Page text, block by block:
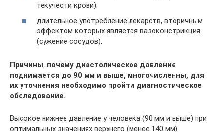
текучести крови);
длительное употребление лекарств, вторичным
эффектом которых является вазоконстрикция
(сужение сосудов).
Причины, почему диастолическое давление
поднимается до 90 мм и выше, многочисленны, для
их уточнения необходимо пройти диагностическое
обследование.
Высокое нижнее давление у человека (90 мм и выше) при
оптимальных значениях верхнего (менее 140 мм)